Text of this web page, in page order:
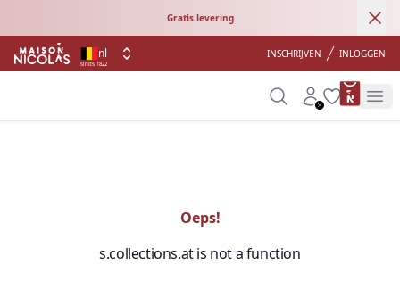
Gratis levering
sinds 1822
nl INSCHRIJVEN INLOGGEN
SearchAccount
Wishlist
Oeps!
s.collections.at is not a function